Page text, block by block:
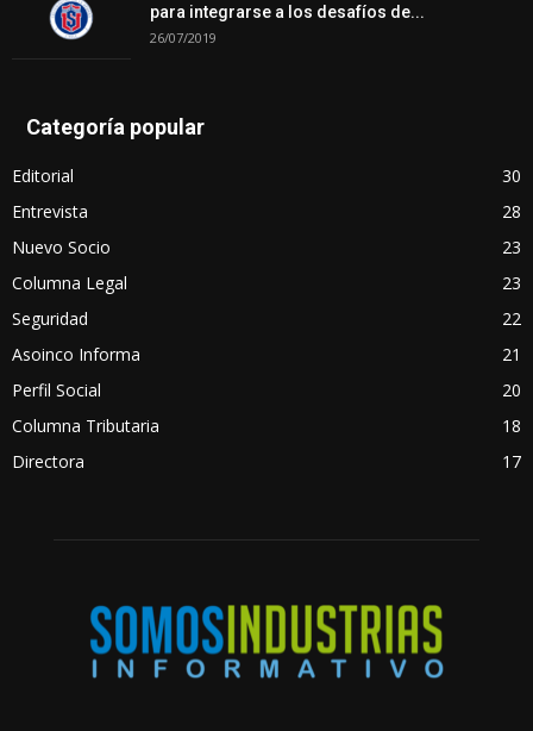
para integrarse a los desafíos de...
26/07/2019
Categoría popular
Editorial
30
Entrevista
28
Nuevo Socio
23
Columna Legal
23
Seguridad
22
Asoinco Informa
21
Perfil Social
20
Columna Tributaria
18
Directora
17